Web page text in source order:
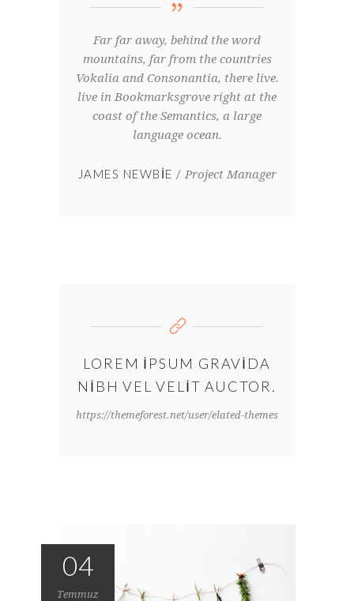
Far far away, behind the word
mountains, far from the countries
Vokalia and Consonantia, there live.
live in Bookmarksgrove right at the
coast of the Semantics, a large
language ocean.
JAMES NEWBIE Project Manager
LOREM IPSUM GRAVIDA
NIBH VEL VELIT AUCTOR.
https://themeforest.net/user/elated-themes
04
Temmuz